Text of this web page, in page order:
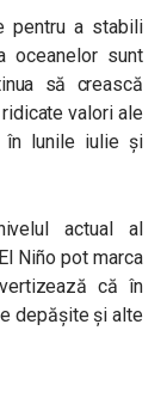
pentru a stabili
oceanelor sunt
să crească
valori ale
în lunile iulie și
actual al
Niño pot marca
că în
depășite și alte